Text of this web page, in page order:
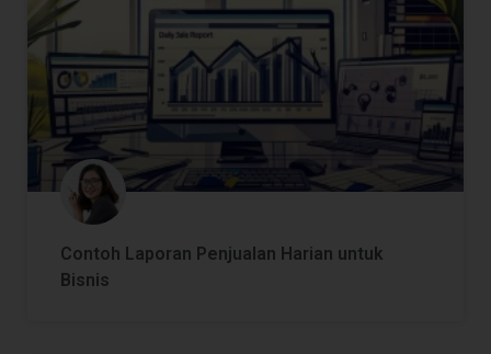
Contoh Laporan Penjualan Harian untuk
Bisnis